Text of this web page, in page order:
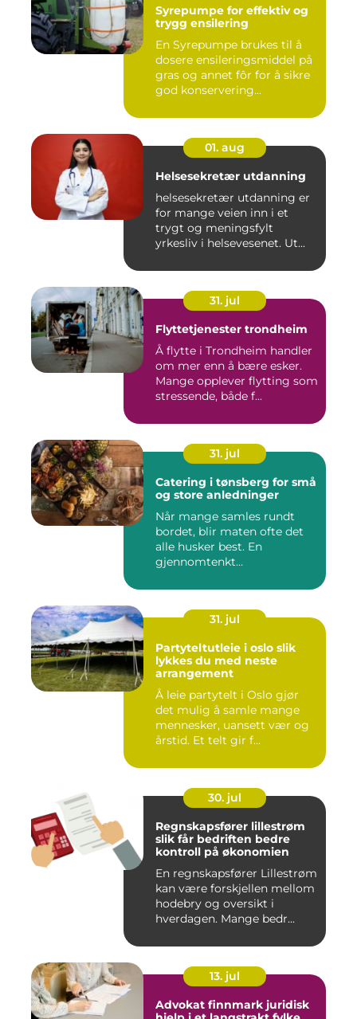
Syrepumpe for effektiv og
trygg ensilering
En Syrepumpe brukes til å
dosere ensileringsmiddel på
gras og annet fôr for å sikre
god konservering...
01. aug
Helsesekretær utdanning
helsesekretær utdanning er
for mange veien inn i et
trygt og meningsfylt
yrkesliv i helsevesenet. Ut...
31. jul
Flyttetjenester trondheim
Å flytte i Trondheim handler
om mer enn å bære esker.
Mange opplever flytting som
stressende, både f...
31. jul
Catering i tønsberg for små
og store anledninger
Når mange samles rundt
bordet, blir maten ofte det
alle husker best. En
gjennomtenkt
31. jul
Partyteltutleie i oslo slik
lykkes du med neste
arrangement
Å leie partytelt i Oslo gjør
det mulig å samle mange
mennesker, uansett vær og
årstid. Et telt gir f...
30. jul
Regnskapsfører lillestrøm
slik får bedriften bedre
kontroll på økonomien
En regnskapsfører Lillestrøm
kan være forskjellen mellom
hodebry og oversikt i
hverdagen. Mange bedr...
13. jul
Advokat finnmark juridisk